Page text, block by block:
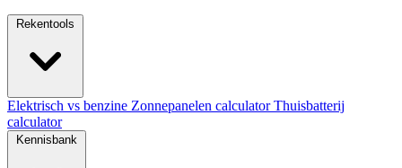
Rekentools
Elektrisch vs benzine Zonnepanelen calculatorThuisbatterij
calculator
Kennisbank